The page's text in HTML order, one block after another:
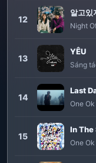
12
알고
Night
13
YÊU
Sáng
14
Last
One
15
In The
One